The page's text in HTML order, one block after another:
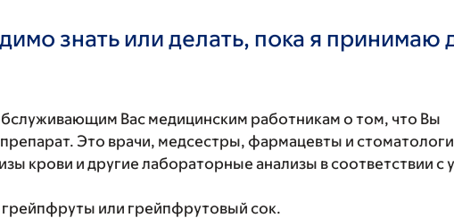
знать или делать, пока я принимаю
Вас медицинским работникам о том, что Вы
Это врачи, медсестры, фармацевты и
крови и другие лабораторные анализы в соответствии с
или грейпфрутовый сок.